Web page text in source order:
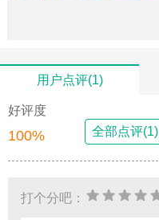
用户点评(1)
好评度
100% 全部点评(1)
打个分吧：